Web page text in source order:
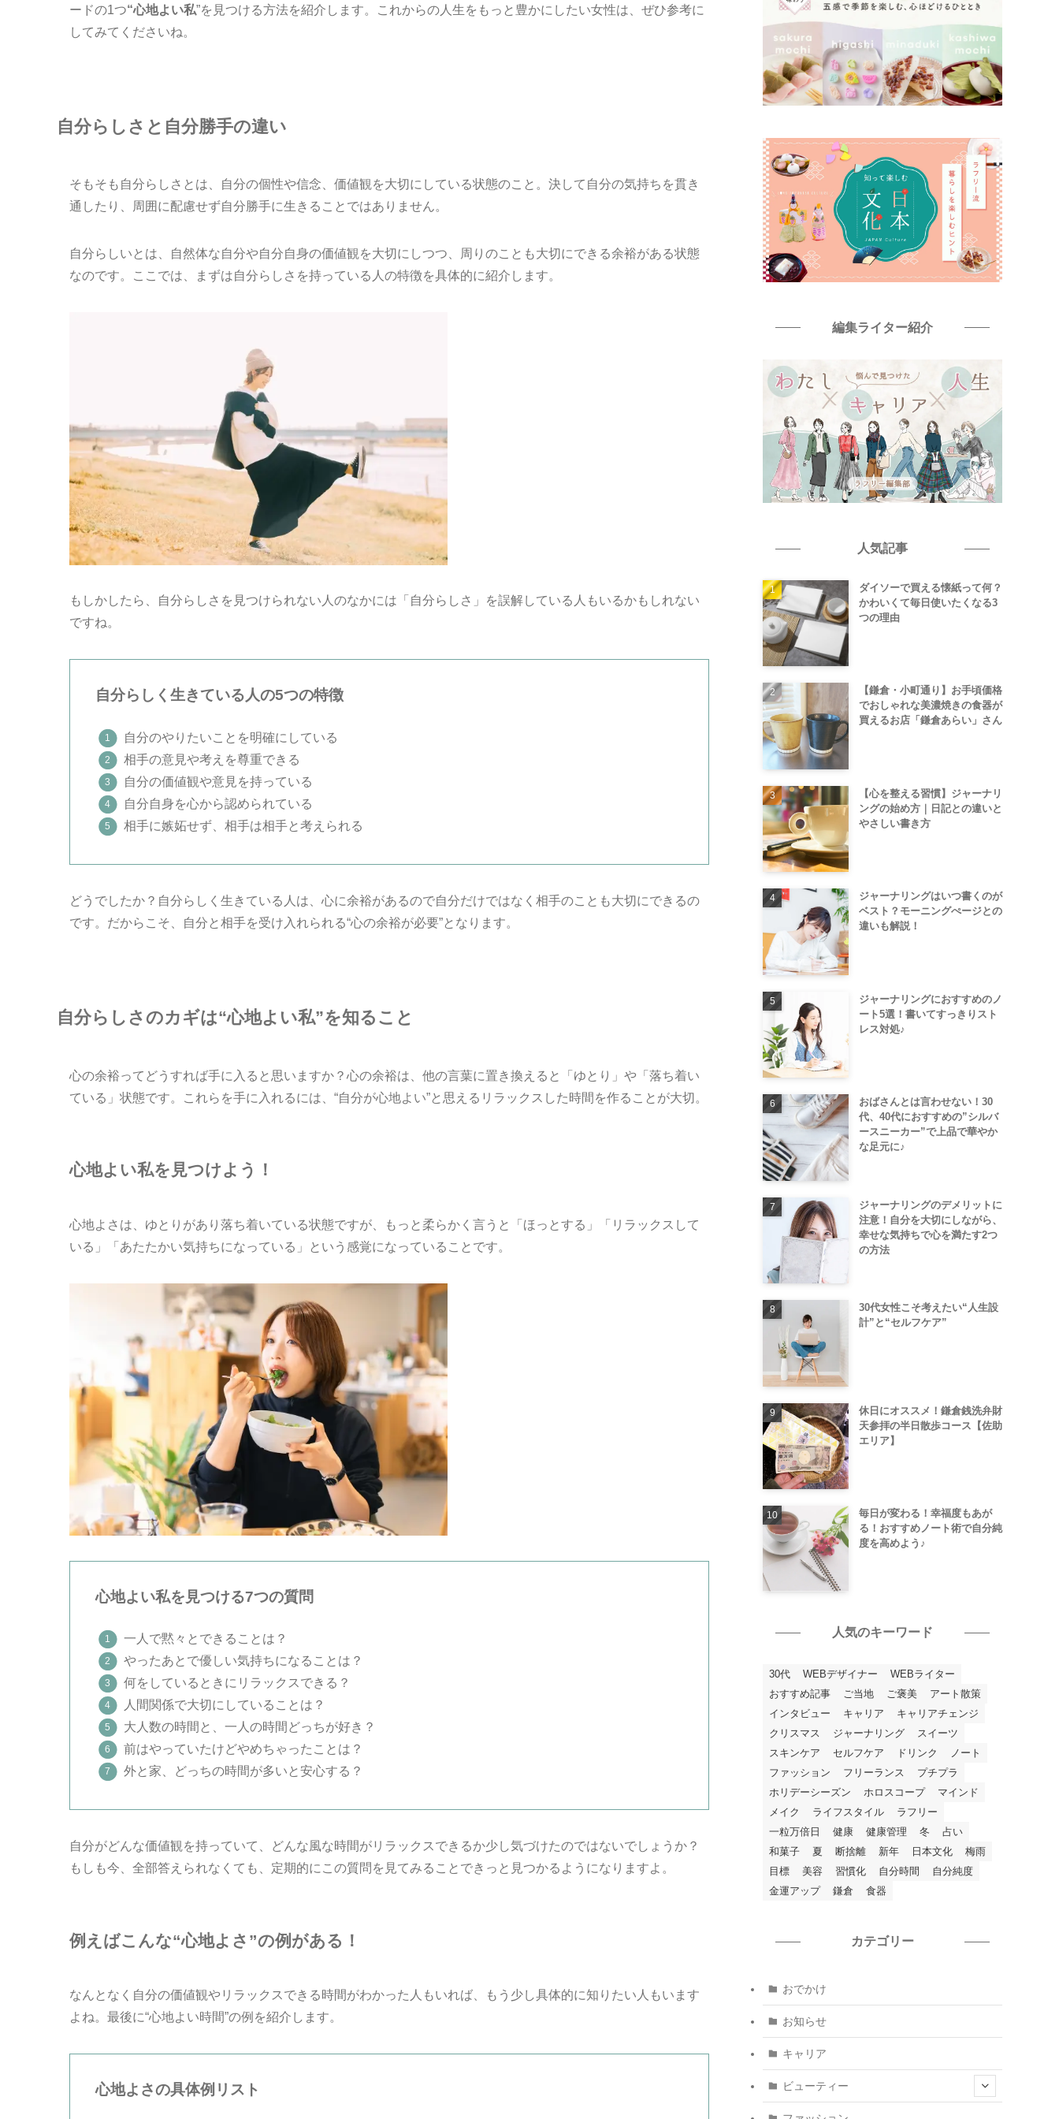
ードの1つ“心地よい私”を見つける方法を紹介します。これからの人生をもっと豊かにしたい女性は、ぜひ参考に
してみてくださいね。
自分らしさと 自分勝手の違い
そもそも自分らしさとは、自分の個性や信念、価値観を大切にしている状態のこと。決して自分の気持ちを貫き
通したり、周囲に配慮せず自分勝手に生きることではありません。
自分らしいとは、自然体な自分や自分自身の価値観を大切にしつつ、周りのことも大切にできる余裕がある状態
なのです。ここでは、まずは自分らしさを持っている人の特徴を具体的に紹介します。
もしかしたら、自分らしさを見つけられない人のなかには「自分らしさ」を誤解している人もいるかもしれない
ですね。
自分らしく生きている人の5つの特徴
自分のやりたいことを明確にしている
相手の意見や考えを尊重できる
自分の価値観や意見を持っている
自分自身を心から認められている
相手に嫉妬せず、相手は相手と考えられる
どうでしたか？自分らしく生きている人は、心に余裕があるので自分だけではなく相手のことも大切にできるの
です。だからこそ、自分と相手を受け入れられる“心の余裕が必要”となります。
自分らしさのカギは“心地よい私”を知ること
心の余裕ってどうすれば手に入ると思いますか？心の余裕は、他の言葉に置き換えると「ゆとり」や「落ち着い
ている」状態です。これらを手に入れるには、“自分が心地よい”と思えるリラックスした時間を作ることが大切。
心地よい私を見つけよう！
心地よさは、ゆとりがあり落ち着いている状態ですが、もっと柔らかく言うと「ほっとする」「リラックスして
いる」「あたたかい気持ちになっている」という感覚になっていることです。
心地よい私を見つける7つの質問
一人で黙々とできることは？
やったあとで優しい気持ちになることは？
何をしているときにリラックスできる？
人間関係で大切にしていることは？
大人数の時間と、一人の時間どっちが好き？
前はやっていたけどやめちゃったことは？
外と家、どっちの時間が多いと安心する？
自分がどんな価値観を持っていて、どんな風な時間がリラックスできるか少し気づけたのではないでしょうか？
もしも今、全部答えられなくても、定期的にこの質問を見てみることできっと見つかるようになりますよ。
例えばこんな“心地よさ”の例がある！
なんとなく自分の価値観やリラックスできる時間がわかった人もいれば、もう少し具体的に知りたい人もいます
よね。最後に“心地よい時間”の例を紹介します。
心地よさの具体例リスト
編集ライター紹介
人気記事
ダイソーで買える懐紙って何？
かわいくて毎日使いたくなる3
つの理由
【鎌倉・小町通り】お手頃価格
でおしゃれな美濃焼きの食器が
買えるお店「鎌倉あらい」さん
【心を整える習慣】ジャーナリ
ングの始め方｜日記との違いと
やさしい書き方
ジャーナリングはいつ書くのが
ベスト？モーニングぺージとの
違いも解説！
ジャーナリングにおすすめのノ
ート5選！書いてすっきりスト
レス対処♪
おばさんとは言わせない！30
代、40代におすすめの”シルバ
ースニーカー”で上品で華やか
な足元に♪
ジャーナリングのデメリットに
注意！自分を大切にしながら、
幸せな気持ちで心を満たす2つ
の方法
30代女性こそ考えたい“人生設
計”と“セルフケア”
休日にオススメ！鎌倉銭洗弁財
天参拝の半日散歩コース【佐助
エリア】
毎日が変わる！幸福度もあが
る！おすすめノート術で自分純
度を高めよう♪
人気のキーワード
30代 WEBデザイナー
WEBライター
おすすめ記事
ご当地 ご褒美
アート散策
インタビュー
キャリア
キャリアチェンジ
クリスマス
ジャーナリング
スイーツ
スキンケア
セルフケア ドリンク
ノート
ファッション
フリーランス
プチプラ
ホリデーシーズン
ホロスコープ
マインド
メイク
ライフスタイル
ラフリー
一粒万倍日
健康 健康管理 冬
占い
和菓子
夏 断捨離 新年 日本文化
梅雨
目標
美容 習慣化 自分時間
自分純度
金運アップ
鎌倉 食器
カテゴリー
おでかけ
お知らせ
キャリア
ビューティー